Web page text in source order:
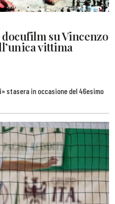
su Vincenzo
vittima
stasera in occasione del 46esimo